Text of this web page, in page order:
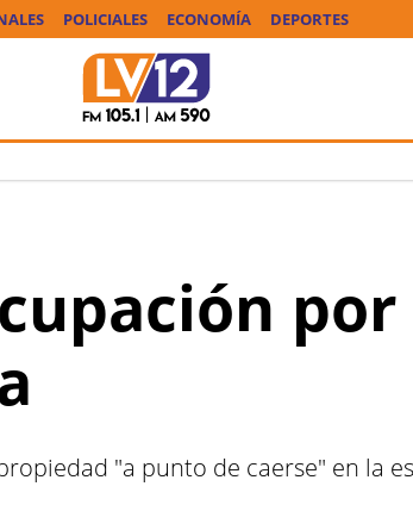
POLICIALES ECONOMÍA DEPORTES
"a punto de caerse" en la